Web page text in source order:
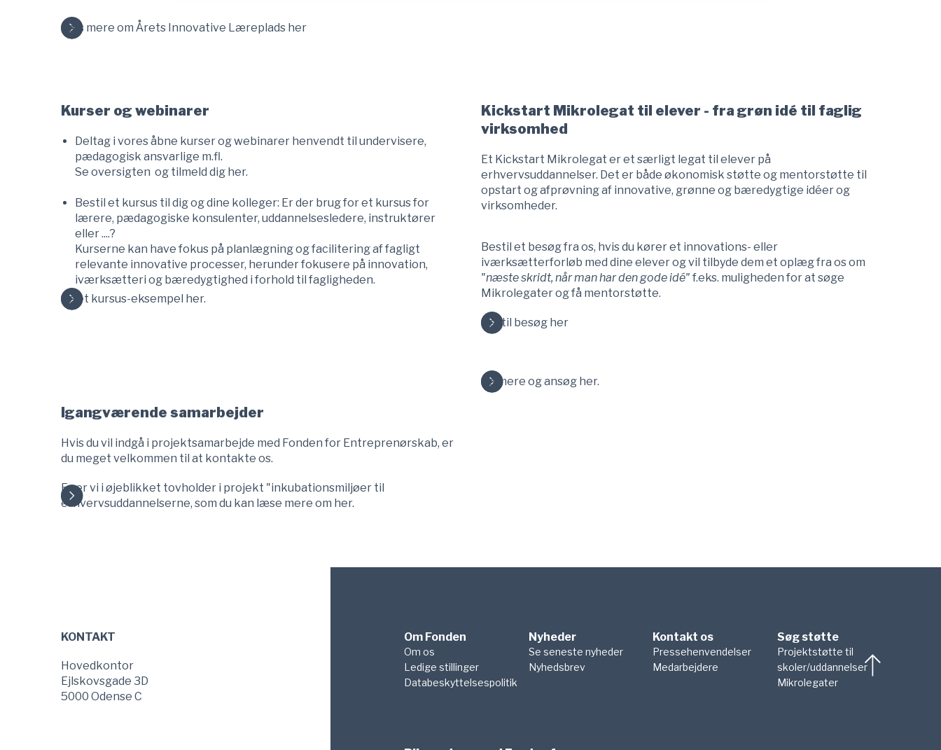
Læs mere om Årets Innovative Læreplads her
Kurser og webinarer
Deltag i vores åbne kurser og webinarer henvendt til undervisere,
pædagogisk ansvarlige m.fl.
Se oversigten og tilmeld dig her.
Bestil et kursus til dig og dine kolleger: Er der brug for et kursus for
lærere, pædagogiske konsulenter, uddannelsesledere, instruktører
eller ....?
Kurserne kan have fokus på planlægning og facilitering af fagligt
relevante innovative processer, herunder fokusere på innovation,
iværksætteri og bæredygtighed i forhold til fagligheden.
Se et kursus-eksempel her.
Kickstart Mikrolegat til elever - fra grøn idé til faglig
virksomhed
Et Kickstart Mikrolegat er et særligt legat til elever på
erhvervsuddannelser. Det er både økonomisk støtte og mentorstøtte til
opstart og afprøvning af innovative, grønne og bæredygtige idéer og
virksomheder.
Bestil et besøg fra os, hvis du kører et innovations- eller
iværksætterforløb med dine elever og vil tilbyde dem et oplæg fra os om
"næste skridt, når man har den gode idé" f.eks. muligheden for at søge
Mikrolegater og få mentorstøtte.
Bestil besøg her
Se mere og ansøg her.
Igangværende samarbejder
Hvis du vil indgå i projektsamarbejde med Fonden for Entreprenørskab, er
du meget velkommen til at kontakte os.
Fx er vi i øjeblikket tovholder i projekt "inkubationsmiljøer til
erhvervsuddannelserne, som du kan læse mere om her.
KONTAKT
Hovedkontor
Ejlskovsgade 3D
5000 Odense C
Om Fonden
Om os
Ledige stillinger
Databeskyttelsespolitik
Nyheder
Se seneste nyheder
Nyhedsbrev
Kontakt os
Pressehenvendelser
Medarbejdere
Søg støtte
Projektstøtte til
skoler/uddannelser
Mikrolegater